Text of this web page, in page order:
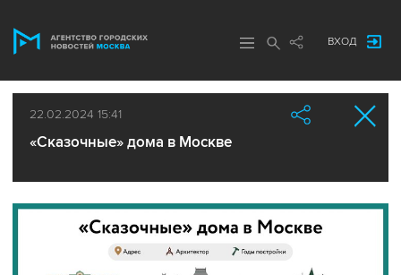
ВХОД
22.02.2024 15:41
«Сказочные» дома в Москве